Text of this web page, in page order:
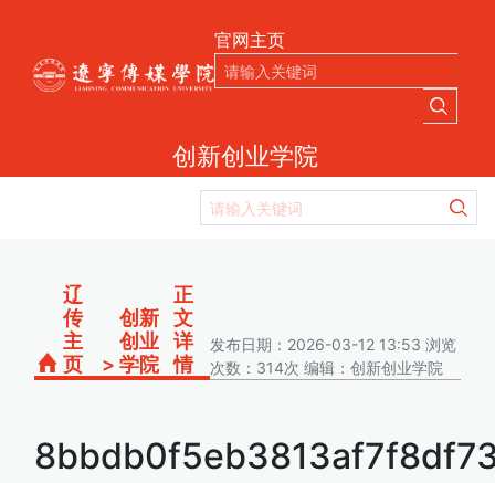
官网主页
创新创业学院
辽
传
主
页
>
创新
创业
学院
正
文
详
情
发布日期：2026-03-12 13:53 浏览
次数：314次 编辑：创新创业学院